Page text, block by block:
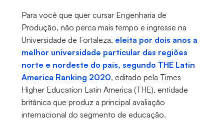
Para você que quer cursar Engenharia de
Produção, não perca mais tempo e ingresse na
Universidade de Fortaleza, eleita por dois anos a
melhor universidade particular das regiões
norte e nordeste do país, segundo THE Latin
America Ranking 2020, editado pela Times
Higher Education Latin America (THE), entidade
britânica que produz a principal avaliação
internacional do segmento de educação.